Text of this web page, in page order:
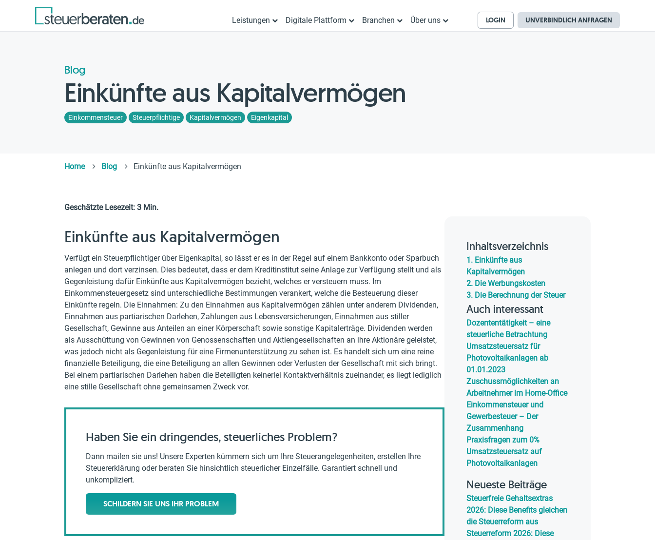
Leistungen Digitale Plattform Branchen Über uns LOGIN UNVERBINDLICH ANFRAGEN
Blog
Einkünfte aus Kapitalvermögen
Einkommensteuer Steuerpflichtige Kapitalvermögen Eigenkapital
Home Blog Einkünfte aus Kapitalvermögen
Geschätzte Lesezeit: 3 Min.
Einkünfte aus Kapitalvermögen
Verfügt ein Steuerpflichtiger über Eigenkapital, so lässt er es in der Regel auf einem Bankkonto oder Sparbuch
anlegen und dort verzinsen. Dies bedeutet, dass er dem Kreditinstitut seine Anlage zur Verfügung stellt und als
Gegenleistung dafür Einkünfte aus Kapitalvermögen bezieht, welches er versteuern muss. Im
Einkommensteuergesetz sind unterschiedliche Bestimmungen verankert, welche die Besteuerung dieser
Einkünfte regeln. Die Einnahmen: Zu den Einnahmen aus Kapitalvermögen zählen unter anderem Dividenden,
Einnahmen aus partiarischen Darlehen, Zahlungen aus Lebensversicherungen, Einnahmen aus stiller
Gesellschaft, Gewinne aus Anteilen an einer Körperschaft sowie sonstige Kapitalerträge. Dividenden werden
als Ausschüttung von Gewinnen von Genossenschaften und Aktiengesellschaften an ihre Aktionäre geleistet,
was jedoch nicht als Gegenleistung für eine Firmenunterstützung zu sehen ist. Es handelt sich um eine reine
finanzielle Beteiligung, die eine Beteiligung an allen Gewinnen oder Verlusten der Gesellschaft mit sich bringt.
Bei einem partiarischen Darlehen haben die Beteiligten keinerlei Kontaktverhältnis zueinander, es liegt lediglich
eine stille Gesellschaft ohne gemeinsamen Zweck vor.
Haben Sie ein dringendes, steuerliches Problem?
Dann mailen sie uns! Unsere Experten kümmern sich um Ihre Steuerangelegenheiten, erstellen Ihre
Steuererklärung oder beraten Sie hinsichtlich steuerlicher Einzelfälle. Garantiert schnell und
unkompliziert.
SCHILDERN SIE UNS IHR PROBLEM
Inhaltsverzeichnis
1. Einkünfte aus
Kapitalvermögen
2. Die Werbungskosten
3. Die Berechnung der Steuer
Auch interessant
Dozententätigkeit – eine
steuerliche Betrachtung
Umsatzsteuersatz für
Photovoltaikanlagen ab
01.01.2023
Zuschussmöglichkeiten an
Arbeitnehmer im Home-Office
Einkommensteuer und
Gewerbesteuer – Der
Zusammenhang
Praxisfragen zum 0%
Umsatzsteuersatz auf
Photovoltaikanlagen
Neueste Beiträge
Steuerfreie Gehaltsextras
2026: Diese Benefits gleichen
die Steuerreform aus
Steuerreform 2026: Diese